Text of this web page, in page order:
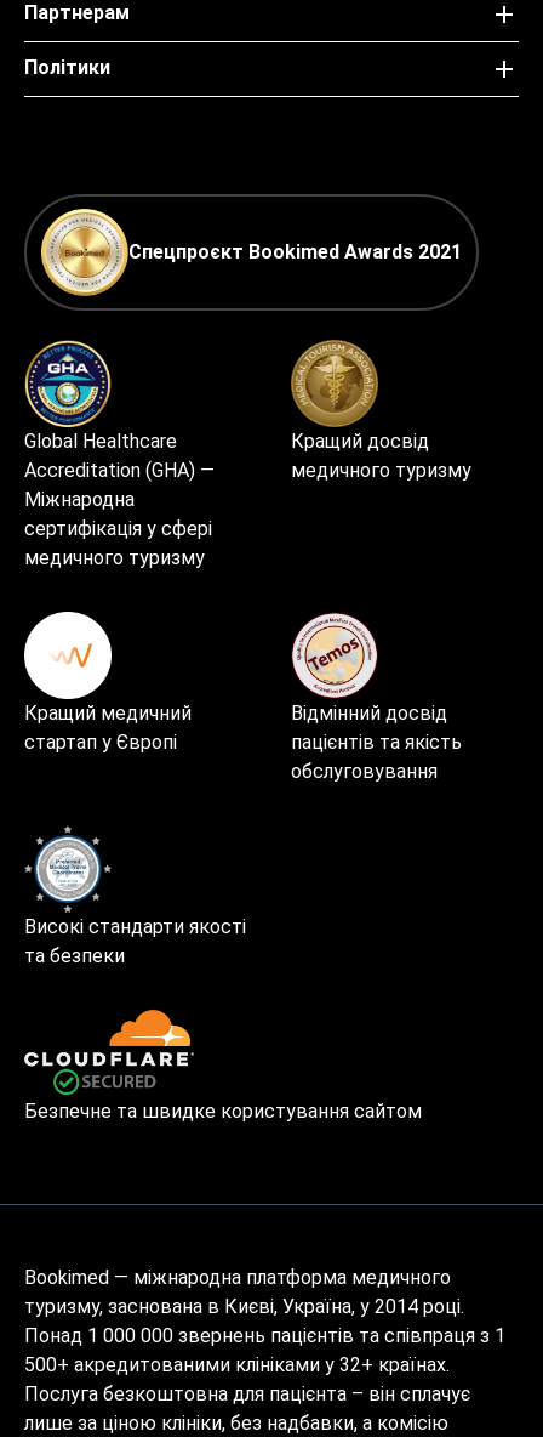
Партнерам
Політики
Спецпроєкт Bookimed Awards 2021
Global Healthcare
Accreditation (GHA) —
Міжнародна
сертифікація у сфері
медичного туризму
Кращий досвід
медичного туризму
Кращий медичний
стартап у Європі
Відмінний досвід
пацієнтів та якість
обслуговування
Високі стандарти якості
та безпеки
Безпечне та швидке користування сайтом
Bookimed — міжнародна платформа медичного
туризму, заснована в Києві, Україна, у 2014 році.
Понад 1 000 000 звернень пацієнтів та співпраця з 1
500+ акредитованими клініками у 32+ країнах.
Послуга безкоштовна для пацієнта – він сплачує
лише за ціною клініки, без надбавки, а комісію